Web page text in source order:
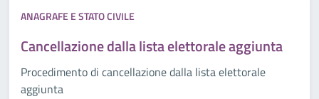
ANAGRAFE E STATO CIVILE
Cancellazione dalla lista elettorale aggiunta
Procedimento di cancellazione dalla lista elettorale
aggiunta